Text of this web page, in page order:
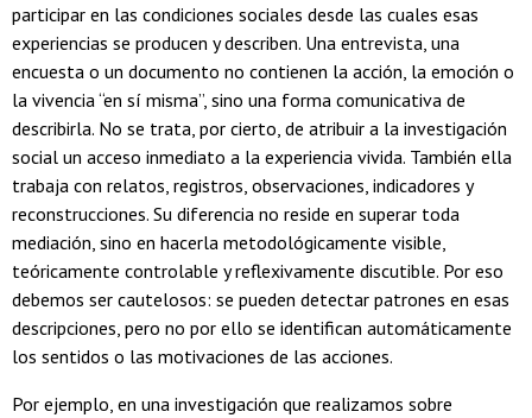
participar en las condiciones sociales desde las cuales esas
experiencias se producen y describen. Una entrevista, una
encuesta o un documento no contienen la acción, la emoción o
la vivencia “en sí misma”, sino una forma comunicativa de
describirla. No se trata, por cierto, de atribuir a la investigación
social un acceso inmediato a la experiencia vivida. También ella
trabaja con relatos, registros, observaciones, indicadores y
reconstrucciones. Su diferencia no reside en superar toda
mediación, sino en hacerla metodológicamente visible,
teóricamente controlable y reflexivamente discutible. Por eso
debemos ser cautelosos: se pueden detectar patrones en esas
descripciones, pero no por ello se identifican automáticamente
los sentidos o las motivaciones de las acciones.
Por ejemplo, en una investigación que realizamos sobre